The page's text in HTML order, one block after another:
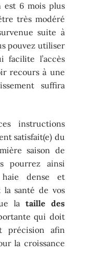
est 6 mois plus
très modéré
suite à
pouvez utiliser
facilite l’accès
recours à une
suffira
instructions
satisfait(e) du
saison de
pourrez ainsi
haie dense et
santé de vos
la taille des
qui doit
précision afin
la croissance